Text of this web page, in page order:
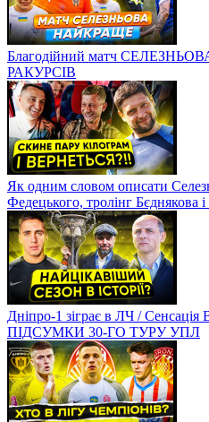
Благодійний матч
РАКУРСІВ
Як одним словом описати
Федецького, тролінг Бєднякова
Дніпро-1 зіграє в ЛЧ /
ПІДСУМКИ 30-ГО ТУРУ УПЛ